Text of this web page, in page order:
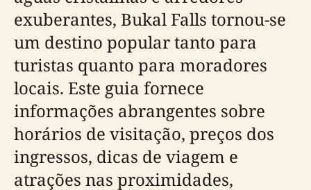
exuberantes, Bukal Falls tornou-se
um destino popular tanto para
turistas quanto para moradores
locais. Este guia fornece
informações abrangentes sobre
horários de visitação, preços dos
ingressos, dicas de viagem e
atrações nas proximidades,